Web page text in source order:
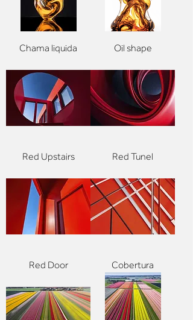
Chama liquida Oil shape
Red Upstairs Red Tunel
Red Door Cobertura